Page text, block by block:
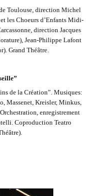
Toulouse, direction Michel
les Choeurs d’Enfants Midi-
direction Jacques
Jean-Philippe Lafont
Grand Théâtre.
de la Création”. Musiques:
Massenet, Kreisler, Minkus,
enregistrement
Coproduction Teatro